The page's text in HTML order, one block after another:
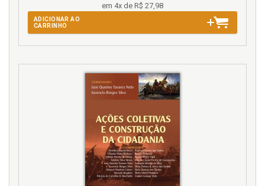
em 4x de R$ 27,98
ADICIONAR AO
CARRINHO